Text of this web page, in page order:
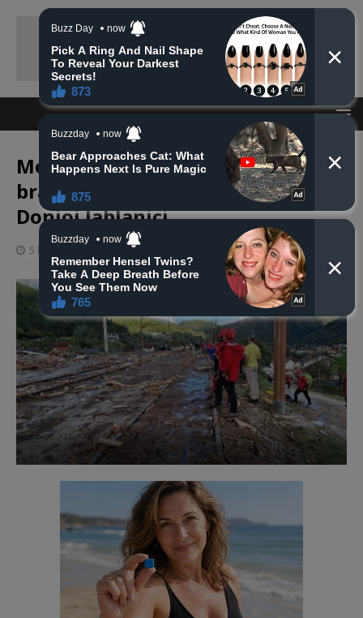
Među nastradalim pronađen
bračni par zagrljen u odronima u
Donjoj Jablanici
5 listopada, 2024 haberhana